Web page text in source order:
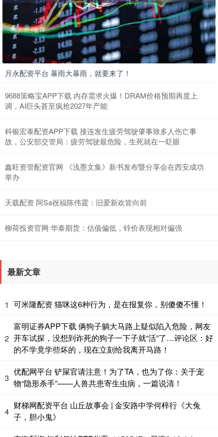
月永配资平台 暴雨大暴雨，就要来了！
9688策略宝APP下载 内存需求火爆！DRAM价格预期再度上
调，AI巨头甚至疯抢2027年产能
科银宏泰配资APP下载 接连发生疲劳驾驶肇事致多人伤亡事
故，公安部交管局：疲劳驾驶最危险，生死就在一眨眼
鑫旺资管配资官网 《浅墨文集》新书发布暨分享会在西安成功
举办
天载配资 阿Sa祝福陈伟霆：旧爱新欢皆向前
柳荷投资官网 华泰期货：估值偏低，锌价表现相对偏强
最新文章
1 可米隆配资 猫咪这6种行为，是在报复你，别傻傻不懂！
2
富明证券APP下载 俩狗子躺大马路上疑似陷入危险，网友
开车试探，没想到诈死的狗子一下子就“活”了…评论区：好
的不学竟学些坏的，现在立刻给我离开马路！
3
优配网平台 铲屎官请注意！为了TA，也为了你：关于宠
物“隐形杀手”——人兽共患寄生虫病，一篇说清！
4
财梯网配资平台 山丘故事会 | 金安路中学何梓行《大兔
子，胆小鬼》